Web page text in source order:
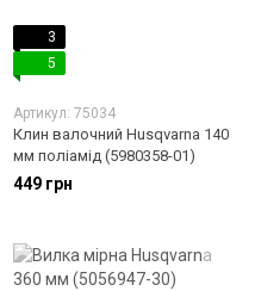
3
5
Артикул: 75034
Клин валочний Husqvarna 140
мм поліамід (5980358-01)
449 грн